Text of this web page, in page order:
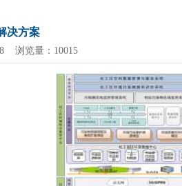
决方案
浏览量：10015